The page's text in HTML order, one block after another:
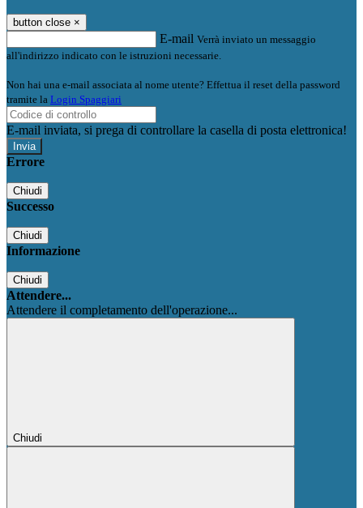
button close ×
E-mail Verrà inviato un messaggio
all'indirizzo indicato con le istruzioni necessarie.
Non hai una e-mail associata al nome utente? Effettua il reset della password
tramite la Login Spaggiari
E-mail inviata, si prega di controllare la casella di posta elettronica!
Errore
Chiudi
Successo
Chiudi
Informazione
Chiudi
Attendere...
Attendere il completamento dell'operazione...
Chiudi